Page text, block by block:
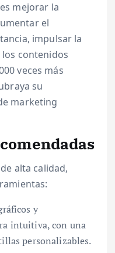
mejorar la
el
impulsar la
contenidos
veces más
su
marketing
alta calidad,
y
intuitiva, con una
personalizables.